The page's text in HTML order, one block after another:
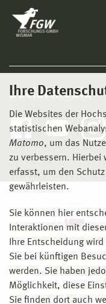
Ihre
Die Websites der
statistischen
Matomo, um das
zu verbessern. Hierbei
erfasst, um den
gewährleisten.
Sie können hier
Interaktionen mit
Ihre Entscheidung
Sie bei künftigen
werden. Sie haben
Möglichkeit, diese
Sie finden dort auch
Social Media